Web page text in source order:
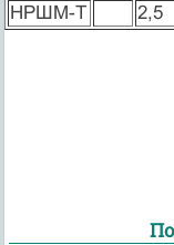
НРШМ-Т
2,5